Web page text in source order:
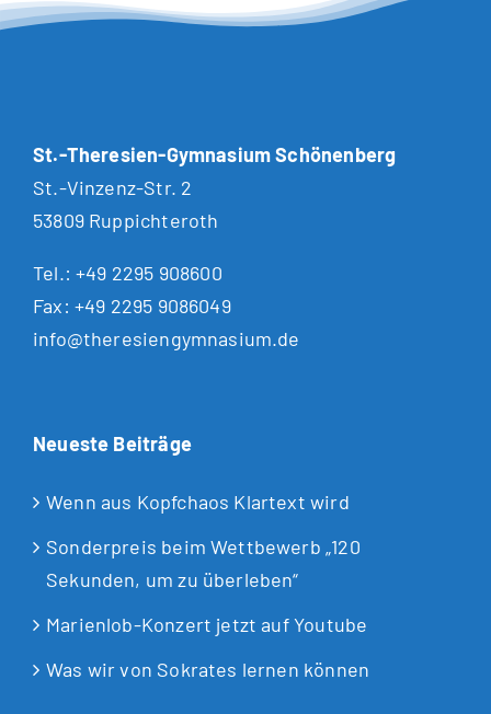
St.-Theresien-Gymnasium Schönenberg
St.-Vinzenz-Str. 2
53809 Ruppichteroth
Tel.:+49 2295 908600
Fax: +49 2295 9086049
info@theresiengymnasium.de
Neueste Beiträge
Wenn aus Kopfchaos Klartext wird
Sonderpreis beim Wettbewerb „120
Sekunden, um zu überleben“
Marienlob-Konzert jetzt auf Youtube
Was wir von Sokrates lernen können